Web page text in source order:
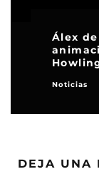
Álex de
Howling
Noticias
DEJA UNA